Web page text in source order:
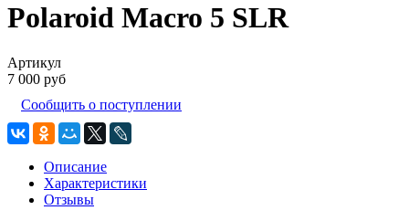
Polaroid Macro 5 SLR
Артикул
7 000 руб
Сообщить о поступлении
Описание
Характеристики
Отзывы